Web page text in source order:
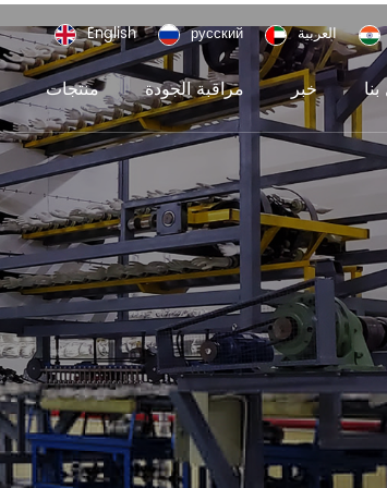
English русский العربية
منتجات مراقبة الجودة خبر